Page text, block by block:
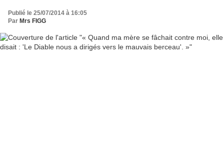
Publié le 25/07/2014 à 16:05
Par Mrs FIGG